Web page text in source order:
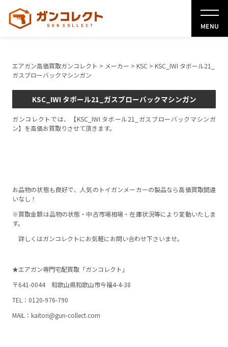
MENU
エアガン高価買取ガンコレクト > メーカー > KSC > KSC_IWI タボール21_
ガスブローバックマシンガン
KSC_IWI タボール21_ガスブローバックマシンガン
ガンコレクトでは、【KSC_IWI タボール21_ガスブローバックマシンガ
ン】を高価お買取りさせて頂きます。
お品物の状態も良好で、人気のトイガンメーカーの製品なら高価買取間違
いなし！
※買取金額は品物の状態・中古市場相場・在庫状況等により変動いたしま
す。
詳しくはガンコレクトにお気軽にお問い合わせ下さいませ。
★エアガン専門宅配買取「ガンコレクト」
〒641-0044 和歌山県和歌山市今福4-4-38
TEL：0120-976-790
MAIL：kaitori@gun-collect.com